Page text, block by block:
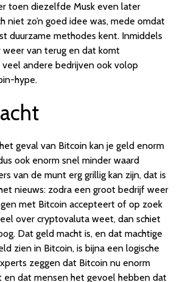
toen diezelfde Musk even later
zo’n goed idee was, mede omdat
duurzame methodes kent. Inmiddels
weer van terug en dat komt
andere bedrijven ook volop
hype.
geval van Bitcoin kan je geld enorm
ook enorm snel minder waard
van de munt erg grillig kan zijn, dat is
nieuws: zodra een groot bedrijf weer
met Bitcoin accepteert of op zoek
over cryptovaluta weet, dan schiet
Dat geld macht is, en dat machtige
zien in Bitcoin, is bijna een logische
zeggen dat Bitcoin nu enorm
en dat mensen het gevoel hebben dat